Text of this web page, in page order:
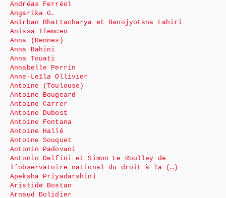
Andréas Ferréol
Angarika G.
Anirban Bhattacharya et Banojyotsna Lahiri
Anissa Tlemcen
Anna (Rennes)
Anna Bahini
Anna Touati
Annabelle Perrin
Anne-Leïla Ollivier
Antoine (Toulouse)
Antoine Bougeard
Antoine Carrer
Antoine Dubost
Antoine Fontana
Antoine Hallé
Antoine Souquet
Antonin Padovani
Antonio Delfini et Simon Le Roulley de
l’observatoire national du droit à la (…)
Apeksha Priyadarshini
Aristide Bostan
Arnaud Dolidier